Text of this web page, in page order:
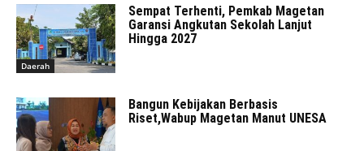
Daerah
Sempat Terhenti, Pemkab Magetan
Garansi Angkutan Sekolah Lanjut
Hingga 2027
Bangun Kebijakan Berbasis
Riset,Wabup Magetan Manut UNESA